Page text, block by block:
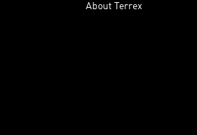
About Terrex